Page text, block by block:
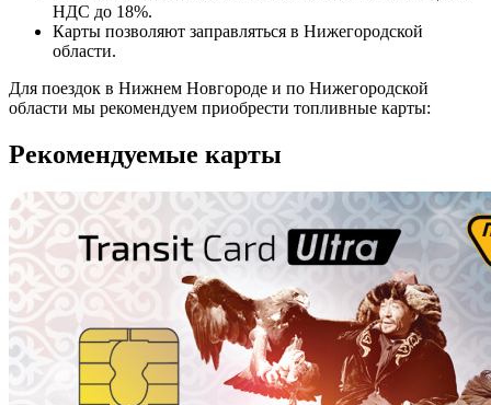
НДС до 18%.
Карты позволяют заправляться в Нижегородской
области.
Для поездок в Нижнем Новгороде и по Нижегородской
области мы рекомендуем приобрести топливные карты:
Рекомендуемые карты